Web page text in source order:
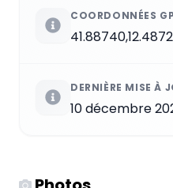
COORDONNÉES
DERNIÈRE MISE À
10 décembre